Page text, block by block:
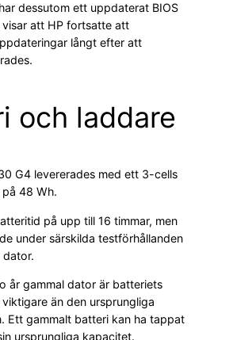
dessutom ett uppdaterat BIOS
att HP fortsatte att
långt efter att
och laddare
G4 levererades med ett 3-cells
48 Wh.
på upp till 16 timmar, men
under särskilda testförhållanden
dator.
år gammal dator är batteriets
än den ursprungliga
Ett gammalt batteri kan ha tappat
ursprungliga kapacitet.